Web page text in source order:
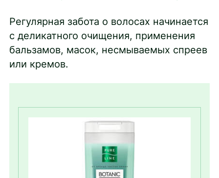
Регулярная забота о волосах начинается
с деликатного очищения, применения
бальзамов, масок, несмываемых спреев
или кремов.